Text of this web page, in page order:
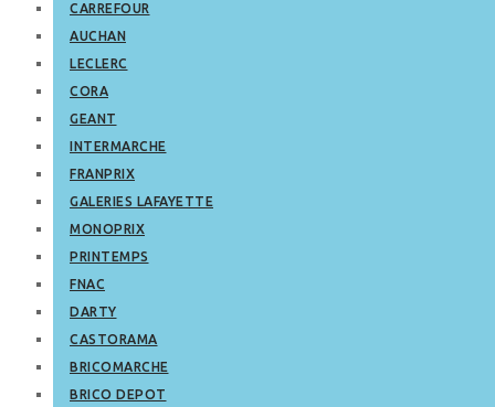
CARREFOUR
AUCHAN
LECLERC
CORA
GEANT
INTERMARCHE
FRANPRIX
GALERIES LAFAYETTE
MONOPRIX
PRINTEMPS
FNAC
DARTY
CASTORAMA
BRICOMARCHE
BRICO DEPOT